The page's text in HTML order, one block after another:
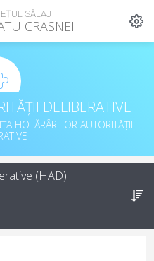
SĂLAJ
CRASNEI
DELIBERATIVE
HOTĂRÂRILOR AUTORITĂȚII
(HAD)